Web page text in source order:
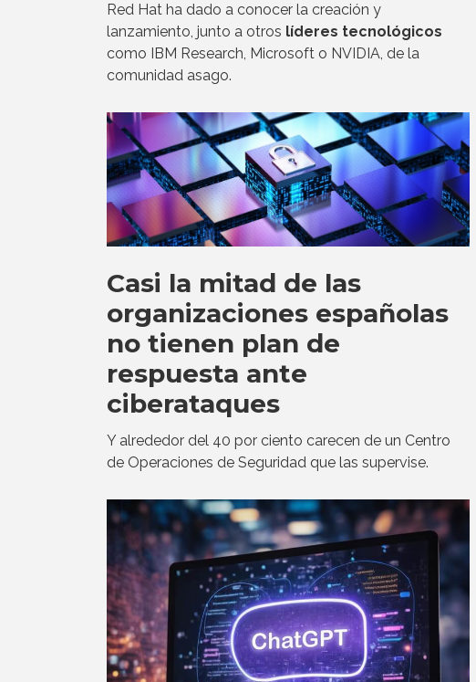
Red Hat ha dado a conocer la creación y
lanzamiento, junto a otros líderes tecnológicos
como IBM Research, Microsoft o NVIDIA, de la
comunidad asago.
Casi la mitad de las
organizaciones españolas
no tienen plan de
respuesta ante
ciberataques
Y alrededor del 40 por ciento carecen de un Centro
de Operaciones de Seguridad que las supervise.